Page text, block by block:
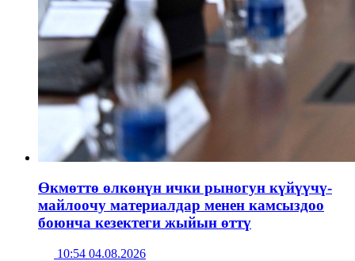
Өкмөттө өлкөнүн ички рыногун күйүүчү-
майлоочу материалдар менен камсыздоо
боюнча кезектеги жыйын өттү
10:54 04.08.2026